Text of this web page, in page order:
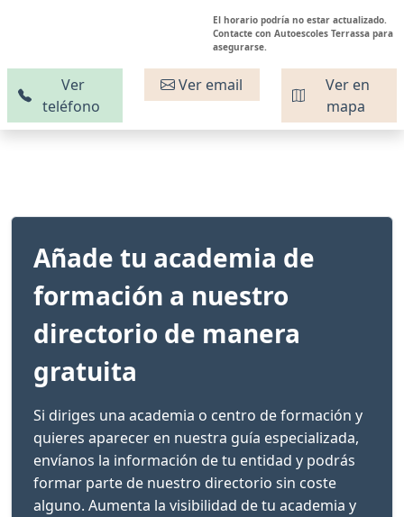
El horario podría no estar actualizado.
Contacte con Autoescoles Terrassa para
asegurarse.
Ver
teléfono
Ver email
Ver en
mapa
Añade tu academia de
formación a nuestro
directorio de manera
gratuita
Si diriges una academia o centro de formación y
quieres aparecer en nuestra guía especializada,
envíanos la información de tu entidad y podrás
formar parte de nuestro directorio sin coste
alguno. Aumenta la visibilidad de tu academia y